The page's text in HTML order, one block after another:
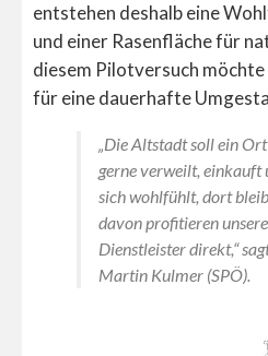
entstehen deshalb eine
und einer Rasenfläche für
diesem Pilotversuch
für eine dauerhafte
„Die Altstadt soll ein
gerne verweilt, einkauft
sich wohlfühlt, dort
davon profitieren
Dienstleister direkt,“
Martin Kulmer (SPÖ).